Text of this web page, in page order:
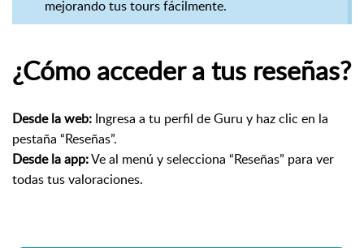
mejorando tus tours fácilmente.
¿Cómo acceder a tus reseñas?
Desde la web: Ingresa a tu perfil de Guru y haz clic en la
pestaña “Reseñas”.
Desde la app:Ve al menú y selecciona “Reseñas” para ver
todas tus valoraciones.